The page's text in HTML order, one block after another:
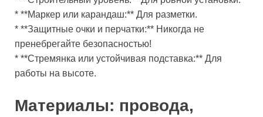
* **Маркер или карандаш:** Для разметки.
* **Защитные очки и перчатки:** Никогда не
пренебрегайте безопасностью!
* **Стремянка или устойчивая подставка:** Для
работы на высоте.
Материалы: провода,